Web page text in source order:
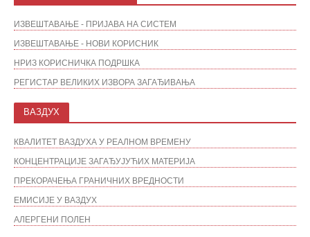
ИЗВЕШТАВАЊЕ - ПРИЈАВА НА СИСТЕМ
ИЗВЕШТАВАЊЕ - НОВИ КОРИСНИК
НРИЗ КОРИСНИЧКА ПОДРШКА
РЕГИСТАР ВЕЛИКИХ ИЗВОРА ЗАГАЂИВАЊА
ВАЗДУХ
КВАЛИТЕТ ВАЗДУХА У РЕАЛНОМ ВРЕМЕНУ
КОНЦЕНТРАЦИЈЕ ЗАГАЂУЈУЋИХ МАТЕРИЈА
ПРЕКОРАЧЕЊА ГРАНИЧНИХ ВРЕДНОСТИ
ЕМИСИЈЕ У ВАЗДУХ
АЛЕРГЕНИ ПОЛЕН